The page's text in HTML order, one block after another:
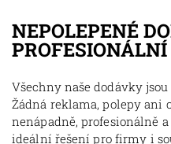
NEPOLEPENÉ
Všechny naše dodávky
Žádná reklama, polepy ani
nenápadně, profesionálně
ideální řešení pro firmy i